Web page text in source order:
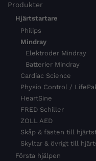
Produkter
Hjärtstartare
Philips
Mindray
Elektroder Mindray
Batterier Mindray
Cardiac Science
Physio Control /
HeartSine
FRED Schiller
ZOLL AED
Skåp & fästen till
Skyltar & övrigt till
Första hjälpen